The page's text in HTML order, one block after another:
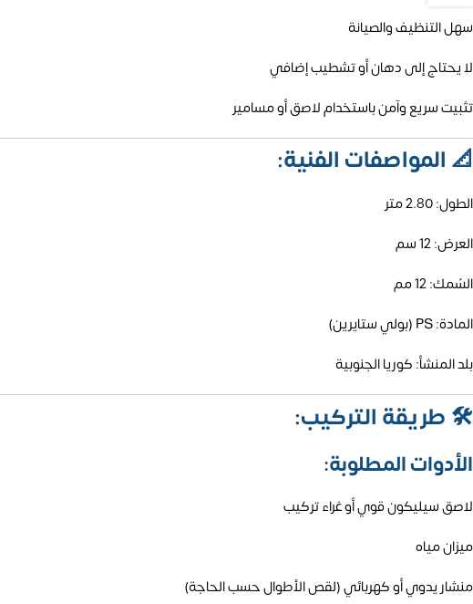
سهل التنظيف والصيانة
لا يحتاج إلى دهان أو تشطيب إضافي
تثبيت سريع وآمن باستخدام لاصق أو مسامير
📐 المواصفات الفنية:
الطول: 2.80 متر
العرض: 12 سم
السُمك: 12 مم
المادة: PS (بولي ستايرين)
بلد المنشأ: كوريا الجنوبية
🛠️ طريقة التركيب:
الأدوات المطلوبة:
لاصق سيليكون قوي أو غراء تركيب
ميزان مياه
منشار يدوي أو كهربائي (لقص الأطوال حسب الحاجة)